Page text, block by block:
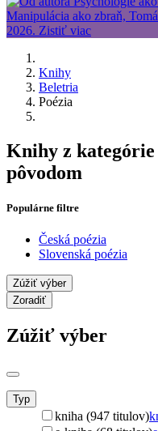
Knihy
Beletria
Poézia
Knihy z kategórie
pôvodom
Populárne filtre
Česká poézia
Slovenská poézia
Zúžiť výber
Zoradiť
Zúžiť výber
Typ
kniha (947 titulov)